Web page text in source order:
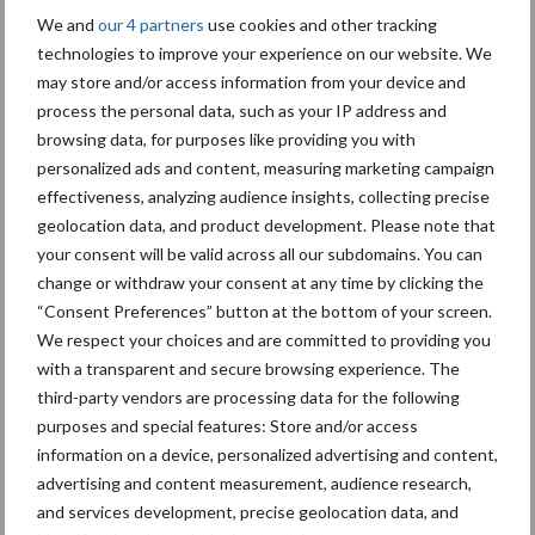
We and our 4 partners use cookies and other tracking
technologies to improve your experience on our website. We
may store and/or access information from your device and
process the personal data, such as your IP address and
browsing data, for purposes like providing you with
personalized ads and content, measuring marketing campaign
effectiveness, analyzing audience insights, collecting precise
geolocation data, and product development. Please note that
your consent will be valid across all our subdomains. You can
change or withdraw your consent at any time by clicking the
“Consent Preferences” button at the bottom of your screen.
We respect your choices and are committed to providing you
with a transparent and secure browsing experience. The
third-party vendors are processing data for the following
purposes and special features: Store and/or access
information on a device, personalized advertising and content,
advertising and content measurement, audience research,
and services development, precise geolocation data, and
seizoen gaat strooien?
Van onze partner OCI Agro
Nu al nadenken over
meststofkeuze volgend
seizoen!
Van onze partner OCI Agro
Weersvooruitzichten sturen
aan op winterklaar maken
graspercelen
Themapagina's